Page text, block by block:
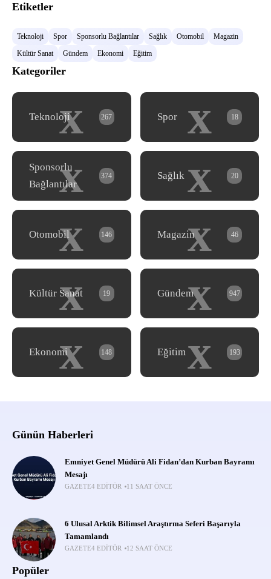
Etiketler
Teknoloji Spor Sponsorlu Bağlantılar Sağlık Otomobil
Magazin
Kültür Sanat
Gündem Ekonomi Eğitim
Kategoriler
x
Teknoloji 267 x
Spor 18
x
Sponsorlu
Bağlantılar
374 x
Sağlık 20
x
Otomobil 146 x
Magazin 46
x
Kültür Sanat 19 x
Gündem 947
x
Ekonomi 148 x
Eğitim 193
Günün Haberleri
Emniyet Genel Müdürü Ali Fidan’dan Kurban Bayramı
Mesajı
GAZETE4 EDITÖR 11 SAAT ÖNCE
6 Ulusal Arktik Bilimsel Araştırma Seferi Başarıyla
Tamamlandı
GAZETE4 EDITÖR 12 SAAT ÖNCE
Popüler